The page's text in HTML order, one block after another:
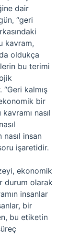
dair
“geri
kavram,
oldukça
bu terimi
kalmış
bir
nasıl
insan
işaretidir.
ekonomik
durum olarak
insanlar
bir
bu etiketin